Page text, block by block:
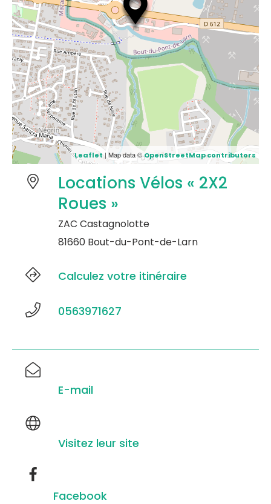
Leaflet| Map data ©OpenStreetMap contributors
Locations Vélos « 2X2
Roues »
ZAC Castagnolotte
81660 Bout-du-Pont-de-Larn
Calculez votre itinéraire
0563971627
E-mail
Visitez leur site
Facebook